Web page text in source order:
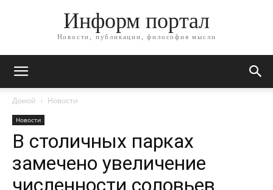
Информ портал
Новости, публикации, философия мысли
Домой Новости
Новости
В столичных парках
замечено увеличение
численности соловьев